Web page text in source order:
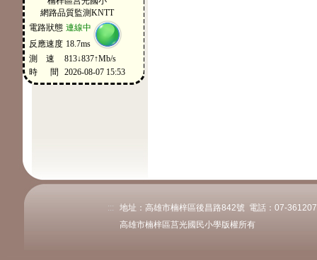
:::
地址：高雄市楠梓區後昌路842號 電話：07-
高雄市楠梓區莒光國民小學版權所有